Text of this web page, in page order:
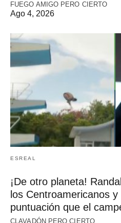
FUEGO AMIGO PERO CIERTO
Ago 4, 2026
ESREAL
¡De otro planeta!
los Centroamericanos
puntuación que el
CLAVADÓN PERO CIERTO